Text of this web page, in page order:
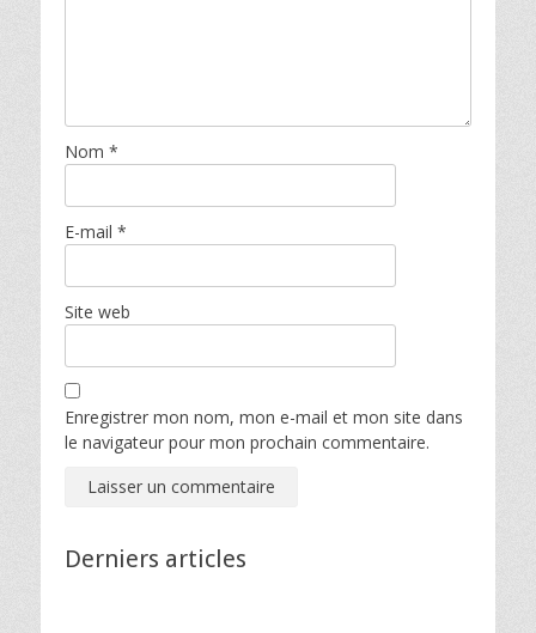
Nom *
E-mail *
Site web
Enregistrer mon nom, mon e-mail et mon site dans
le navigateur pour mon prochain commentaire.
Derniers articles